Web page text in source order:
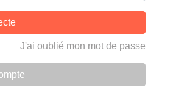
J'ai oublié mon mot de passe